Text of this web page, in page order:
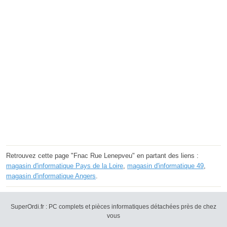
Retrouvez cette page "Fnac Rue Lenepveu" en partant des liens :
magasin d'informatique Pays de la Loire magasin d'informatique 49
magasin d'informatique Angers
SuperOrdi.fr : PC complets et pièces informatiques détachées près de chez
vous